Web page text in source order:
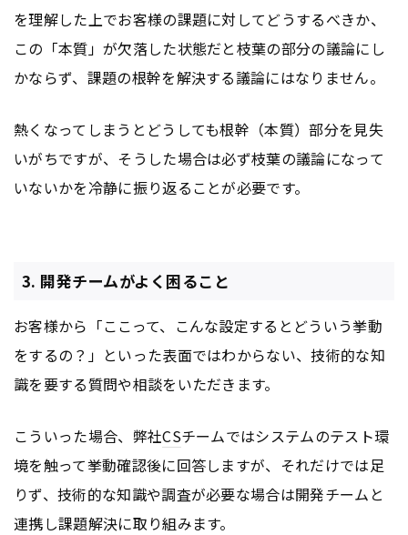
を理解した上でお客様の課題に対してどうするべきか、
この「本質」が欠落した状態だと枝葉の部分の議論にし
かならず、課題の根幹を解決する議論にはなりません。
熱くなってしまうとどうしても根幹（本質）部分を見失
いがちですが、そうした場合は必ず枝葉の議論になって
いないかを冷静に振り返ることが必要です。
3. 開発チームがよく困ること
お客様から「ここって、こんな設定するとどういう挙動
をするの？」といった表面ではわからない、技術的な知
識を要する質問や相談をいただきます。
こういった場合、弊社CSチームではシステムのテスト環
境を触って挙動確認後に回答しますが、それだけでは足
りず、技術的な知識や調査が必要な場合は開発チームと
連携し課題解決に取り組みます。